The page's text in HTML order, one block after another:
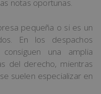
notas oportunas.
pequeña o si es un
En los despachos
una amplia
del derecho, mientras
suelen especializar en